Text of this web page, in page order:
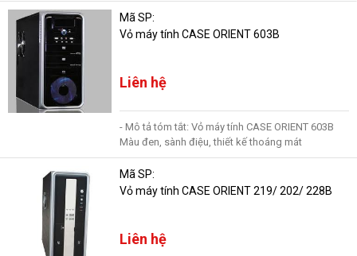
Mã SP:
Vỏ máy tính CASE ORIENT 603B
Liên hệ
- Mô tả tóm tắt: Vỏ máy tính CASE ORIENT 603B
Màu đen, sành điệu, thiết kế thoáng mát
Mã SP:
Vỏ máy tính CASE ORIENT 219/ 202/ 228B
Liên hệ